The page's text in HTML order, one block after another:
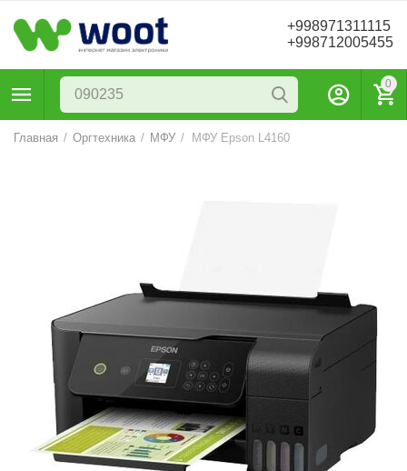
+998971311115
+998712005455
0
Главная / Оргтехника / МФУ / МФУ Epson L4160